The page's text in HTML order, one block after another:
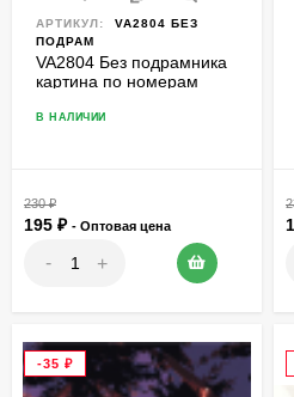
АРТИКУЛ:
VA2804 БЕЗ
ПОДРАМ
VA2804 Без подрамника
картина по номерам
В НАЛИЧИИ
230₽
195 ₽ - Оптовая цена
- +
-35 ₽